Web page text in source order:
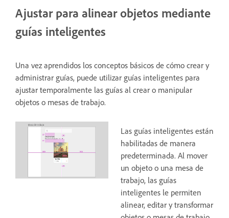
Ajustar para alinear objetos mediante
guías inteligentes
Una vez aprendidos los conceptos básicos de cómo crear y
administrar guías, puede utilizar guías inteligentes para
ajustar temporalmente las guías al crear o manipular
objetos o mesas de trabajo.
Las guías inteligentes están
habilitadas de manera
predeterminada. Al mover
un objeto o una mesa de
trabajo, las guías
inteligentes le permiten
alinear, editar y transformar